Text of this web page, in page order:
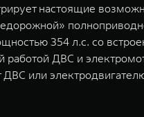
настоящие
354 л.с. со
ДВС и
или